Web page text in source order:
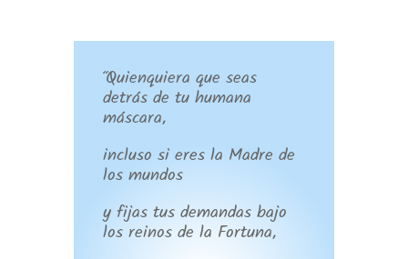
“Quienquiera que seas
detrás de tu humana
máscara,
incluso si eres la Madre de
los mundos
y fijas tus demandas bajo
los reinos de la Fortuna,